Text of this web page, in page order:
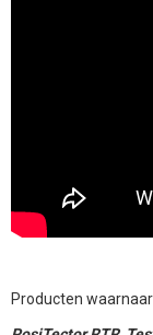
Producten